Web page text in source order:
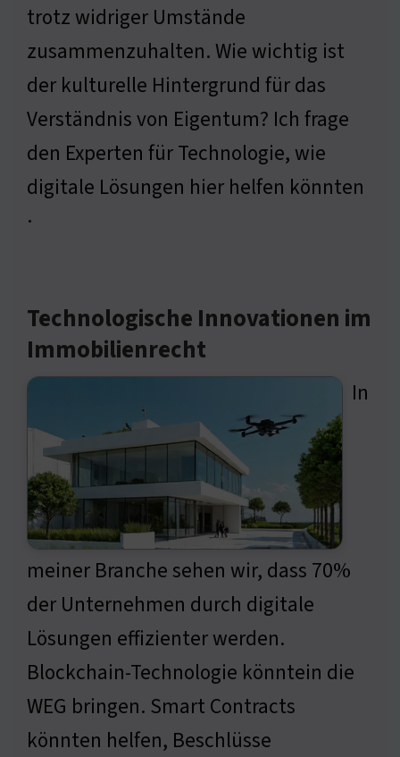
trotz widriger Umstände
zusammenzuhalten. Wie wichtig ist
der kulturelle Hintergrund für das
Verständnis von Eigentum? Ich frage
den Experten für Technologie, wie
digitale Lösungen hier helfen könnten
·
Technologische Innovationen im
Immobilienrecht
In
meiner Branche sehen wir, dass 70%
der Unternehmen durch digitale
Lösungen effizienter werden.
Blockchain-Technologie könntein die
WEG bringen. Smart Contracts
könnten helfen, Beschlüsse